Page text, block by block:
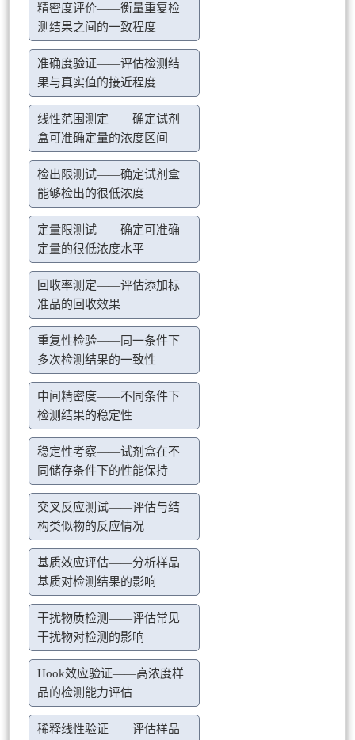
精密度评价——衡量重复检
测结果之间的一致程度
准确度验证——评估检测结
果与真实值的接近程度
线性范围测定——确定试剂
盒可准确定量的浓度区间
检出限测试——确定试剂盒
能够检出的很低浓度
定量限测试——确定可准确
定量的很低浓度水平
回收率测定——评估添加标
准品的回收效果
重复性检验——同一条件下
多次检测结果的一致性
中间精密度——不同条件下
检测结果的稳定性
稳定性考察——试剂盒在不
同储存条件下的性能保持
交叉反应测试——评估与结
构类似物的反应情况
基质效应评估——分析样品
基质对检测结果的影响
干扰物质检测——评估常见
干扰物对检测的影响
Hook效应验证——高浓度样
品的检测能力评估
稀释线性验证——评估样品